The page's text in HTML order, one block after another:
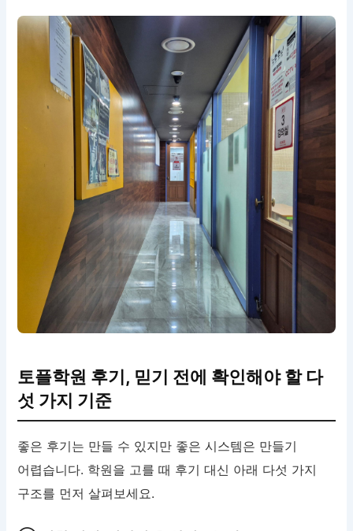
토플학원 후기, 믿기 전에 확인해야 할 다
섯 가지 기준
좋은 후기는 만들 수 있지만 좋은 시스템은 만들기
어렵습니다. 학원을 고를 때 후기 대신 아래 다섯 가지
구조를 먼저 살펴보세요.